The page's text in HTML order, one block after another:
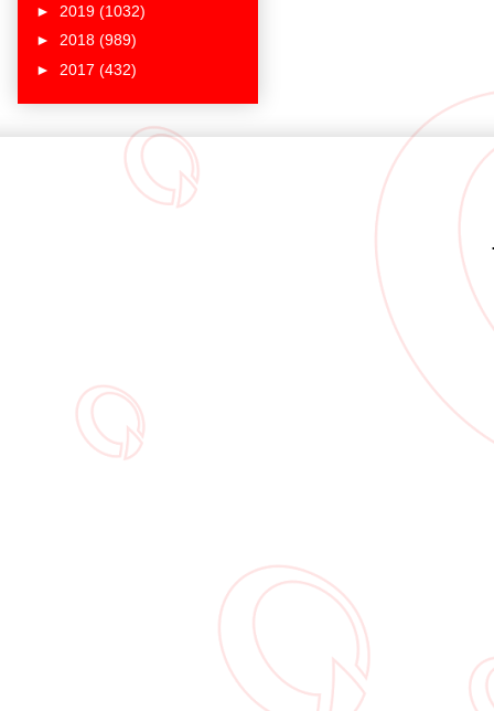
► 2019 (1032)
► 2018 (989)
► 2017 (432)